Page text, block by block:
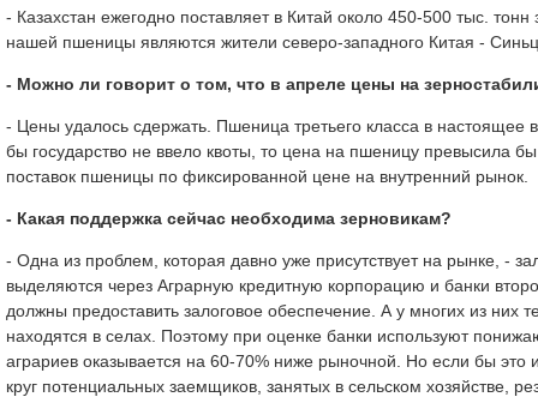
- Казахстан ежегодно поставляет в Китай около 450-500 тыс.
нашей пшеницы являются жители северо-западного Китая -
- Можно ли говорит о том, что в апреле цены на
- Цены удалось сдержать. Пшеница третьего класса в настоящее
бы государство не ввело квоты, то цена на пшеницу превысила
поставок пшеницы по фиксированной цене на внутренний рынок.
- Какая поддержка сейчас необходима зерновикам?
- Одна из проблем, которая давно уже присутствует на рынке, -
выделяются через Аграрную кредитную корпорацию и банки
должны предоставить залоговое обеспечение. А у многих из них
находятся в селах. Поэтому при оценке банки используют
аграриев оказывается на 60-70% ниже рыночной. Но если бы
круг потенциальных заемщиков, занятых в сельском хозяйстве,